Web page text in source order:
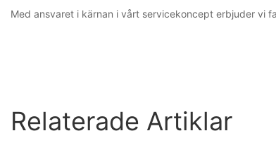
Med ansvaret i kärnan i vårt servicekoncept erbjuder vi
Relaterade Artiklar